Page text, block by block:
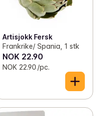
Artisjokk Fersk
Frankrike/ Spania, 1 stk
NOK 22.90
NOK 22.90 /pc.